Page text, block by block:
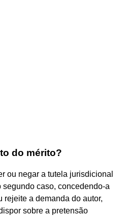
do mérito?
ou negar a tutela jurisdicional
caso, concedendo-a
rejeite a demanda do autor,
sobre a pretensão